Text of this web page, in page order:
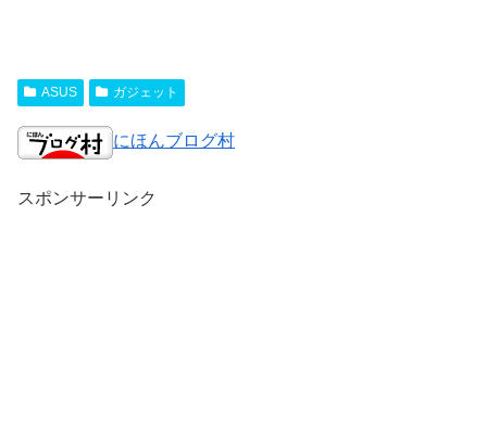
ASUS ガジェット
にほんブログ村
スポンサーリンク